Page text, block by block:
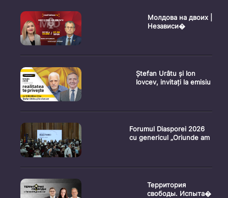
Молдова на двоих |
Независи�
Ștefan Urâtu și Ion
Iovcev, invitați la emisiu
Forumul Diasporei 2026
cu genericul „Oriunde am
Территория
свободы. Испыта�